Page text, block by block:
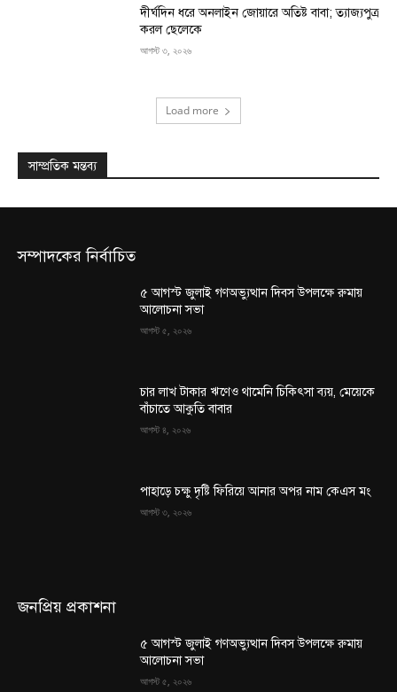
দীর্ঘদিন ধরে অনলাইন জোয়ারে অতিষ্ট বাবা; ত্যাজ্যপুত্র
করল ছেলেকে
আগস্ট ৩, ২০২৬
Load more
সাম্প্রতিক মন্তব্য
সম্পাদকের নির্বাচিত
৫ আগস্ট জুলাই গণঅভ্যুত্থান দিবস উপলক্ষে রুমায়
আলোচনা সভা
আগস্ট ৫, ২০২৬
চার লাখ টাকার ঋণেও থামেনি চিকিৎসা ব্যয়, মেয়েকে
বাঁচাতে আকুতি বাবার
আগস্ট ৪, ২০২৬
পাহাড়ে চক্ষু দৃষ্টি ফিরিয়ে আনার অপর নাম কেএস মং
আগস্ট ৩, ২০২৬
জনপ্রিয় প্রকাশনা
৫ আগস্ট জুলাই গণঅভ্যুত্থান দিবস উপলক্ষে রুমায়
আলোচনা সভা
আগস্ট ৫, ২০২৬